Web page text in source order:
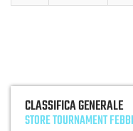
CLASSIFICA GENERALE
STORE TOURNAMENT